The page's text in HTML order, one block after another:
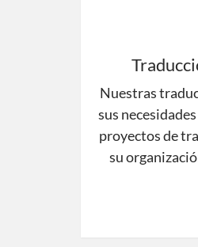
Nuestras
sus
proyectos de
su